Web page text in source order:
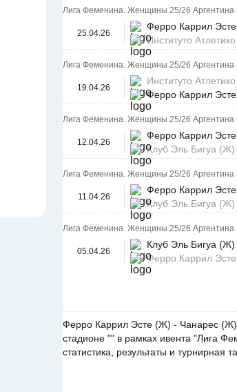
Лига Феменина. Женщины 25/26
25.04.26
Ферро Каррил
Институто
Лига Феменина. Женщины 25/26
19.04.26
Институто
Ферро Каррил
Лига Феменина. Женщины 25/26
12.04.26
Ферро Каррил
Клуб Эль Бигуа (Ж)
Лига Феменина. Женщины 25/26
11.04.26
Ферро Каррил
Клуб Эль Бигуа (Ж)
Лига Феменина. Женщины 25/26
05.04.26
Клуб Эль Бигуа (Ж)
Ферро Каррил
Ферро Каррил Эсте (Ж) - Чанарес (Ж)
стадионе "" в рамках ивента "Лига
статистика, результаты и